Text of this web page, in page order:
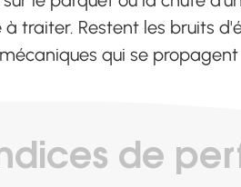
traiter. Restent les bruits
qui se
de